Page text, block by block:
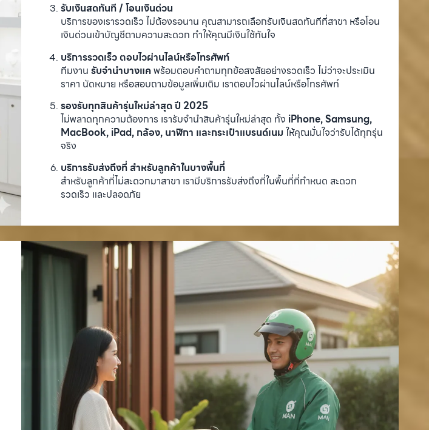
รับเงินสดทันที / โอนเงินด่วน
บริการของเรารวดเร็ว ไม่ต้องรอนาน คุณสามารถเลือกรับเงินสดทันทีที่สาขา หรือโอน
เงินด่วนเข้าบัญชีตามความสะดวก ทำให้คุณมีเงินใช้ทันใจ
บริการรวดเร็ว ตอบไวผ่านไลน์หรือโทรศัพท์
ทีมงาน รับจำนำบางแคพร้อมตอบคำถามทุกข้อสงสัยอย่างรวดเร็ว ไม่ว่าจะประเมิน
ราคา นัดหมาย หรือสอบถามข้อมูลเพิ่มเติม เราตอบไวผ่านไลน์หรือโทรศัพท์
รองรับทุกสินค้ารุ่นใหม่ล่าสุด ปี 2025
ไม่พลาดทุกความต้องการ เรารับจำนำสินค้ารุ่นใหม่ล่าสุด ทั้ง iPhone, Samsung,
MacBook, iPad, กล้อง, นาฬิกา และกระเป๋าแบรนด์เนมให้คุณมั่นใจว่ารับได้ทุกรุ่น
จริง
บริการรับส่งถึงที่ สำหรับลูกค้าในบางพื้นที่
สำหรับลูกค้าที่ไม่สะดวกมาสาขา เรามีบริการรับส่งถึงที่ในพื้นที่ที่กำหนด สะดวก
รวดเร็ว และปลอดภัย